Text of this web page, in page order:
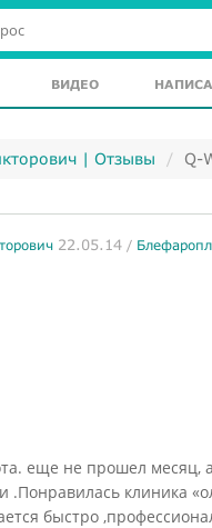
ВИДЕО
| Отзывы Q-
22.05.14 /
еще не прошел месяц,
.Понравилась клиника
быстро